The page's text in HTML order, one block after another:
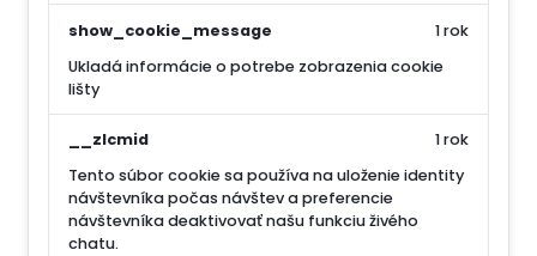
show_cookie_message
Ukladá informácie o potrebe zobrazenia cookie
lišty
1 rok
__zlcmid
Tento súbor cookie sa používa na uloženie identity
návštevníka počas návštev a preferencie
návštevníka deaktivovať našu funkciu živého
chatu.
1 rok